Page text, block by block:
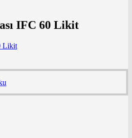
IFC 60 Likit
Likit